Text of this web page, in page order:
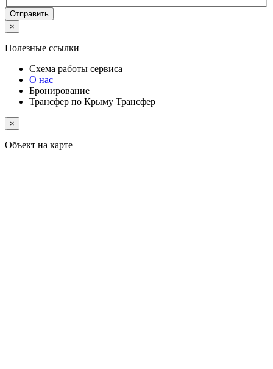
Отправить
×
Полезные ссылки
Схема работы сервиса
О нас
Бронирование
Трансфер по Крыму Трансфер
×
Объект на карте